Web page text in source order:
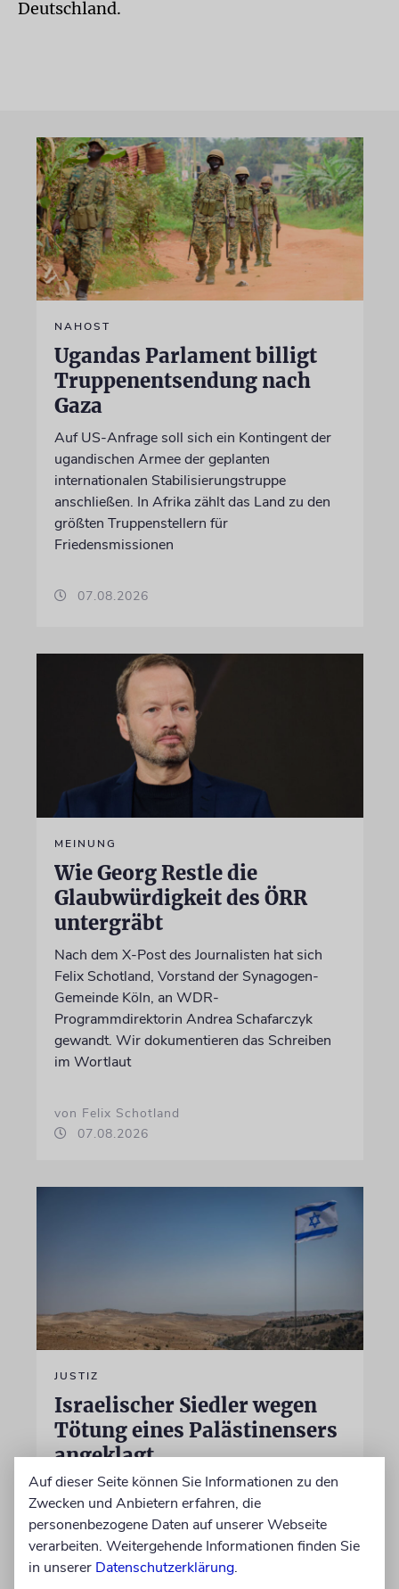
Deutschland.
NAHOST
Ugandas Parlament billigt
Truppenentsendung nach
Gaza
Auf US-Anfrage soll sich ein Kontingent der
ugandischen Armee der geplanten
internationalen Stabilisierungstruppe
anschließen. In Afrika zählt das Land zu den
größten Truppenstellern für
Friedensmissionen
07.08.2026
MEINUNG
Wie Georg Restle die
Glaubwürdigkeit des ÖRR
untergräbt
Nach dem X-Post des Journalisten hat sich
Felix Schotland, Vorstand der Synagogen-
Gemeinde Köln, an WDR-
Programmdirektorin Andrea Schafarczyk
gewandt. Wir dokumentieren das Schreiben
im Wortlaut
von Felix Schotland
07.08.2026
JUSTIZ
Israelischer Siedler wegen
Tötung eines Palästinensers
angeklagt
Der getötete Aktivist setzte sich gegen
Siedlergewalt ein und war an dem Oscar-
prämierten Film »No Other Land« beteiligt.
Jetzt steht der mutmaßliche Täter vor Gericht
Auf dieser Seite können Sie Informationen zu den
Zwecken und Anbietern erfahren, die
personenbezogene Daten auf unserer Webseite
verarbeiten. Weitergehende Informationen finden Sie
in unserer Datenschutzerklärung.